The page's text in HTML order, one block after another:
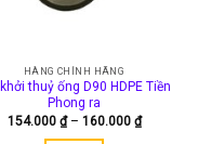
HÀNG CHÍNH HÃNG
thuỷ ống D90 HDPE Tiền
Phong ra
154.000 ₫ – 160.000 ₫Khoảng